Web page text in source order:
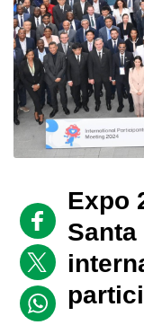
Expo
Santa